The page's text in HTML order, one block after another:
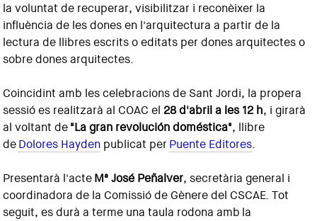
la voluntat de recuperar, visibilitzar i reconèixer la
influència de les dones en l'arquitectura a partir de la
lectura de llibres escrits o editats per dones arquitectes o
sobre dones arquitectes.
Coincidint amb les celebracions de Sant Jordi, la propera
sessió es realitzarà al COAC el 28 d'abril a les 12 h, i girarà
al voltant de"La gran revolución doméstica", llibre
deDolores Hayden publicat per Puente Editores.
Presentarà l'acteMª José Peñalver, secretària general i
coordinadora de la Comissió de Gènere del CSCAE. Tot
seguit, es durà a terme una taula rodona amb la